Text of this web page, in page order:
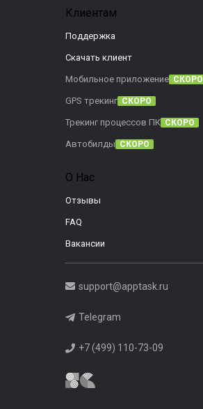
Клиентам
Поддержка
Скачать клиент
Мобильное приложение СКОРО
GPS трекинг СКОРО
Трекинг процессов ПК СКОРО
Автобилды СКОРО
О Нас
Отзывы
FAQ
Вакансии
support@apptask.ru
Telegram
+7 (499) 110-73-09